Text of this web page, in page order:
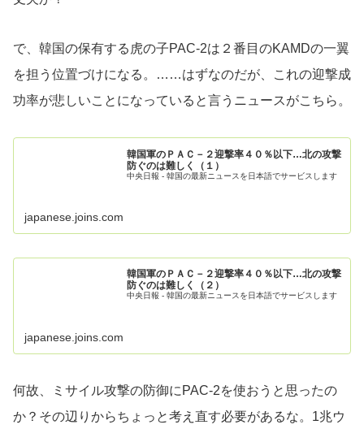
で、韓国の保有する虎の子PAC-2は２番目のKAMDの一翼
を担う位置づけになる。……はずなのだが、これの迎撃成
功率が悲しいことになっていると言うニュースがこちら。
韓国軍のＰＡＣ－２迎撃率４０％以下…北の攻撃
防ぐのは難しく（１）
中央日報 - 韓国の最新ニュースを日本語でサービスします
japanese.joins.com
韓国軍のＰＡＣ－２迎撃率４０％以下…北の攻撃
防ぐのは難しく（２）
中央日報 - 韓国の最新ニュースを日本語でサービスします
japanese.joins.com
何故、ミサイル攻撃の防御にPAC-2を使おうと思ったの
か？その辺りからちょっと考え直す必要があるな。1兆ウ